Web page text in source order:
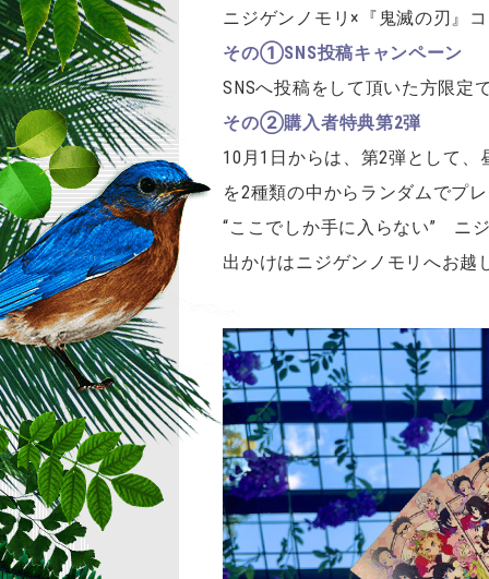
ニジゲンノモリ×『鬼滅の刃』
その①SNS投稿キャンペーン
SNSへ投稿をして頂いた方限定
その②購入者特典第2弾
10月1日からは、第2弾として
を2種類の中からランダムでプ
“ここでしか手に入らない” ニ
出かけはニジゲンノモリへお越